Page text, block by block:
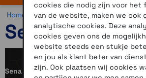
Home >Motor >Helmen >Sena
Sena
Sena is sinds 2010 een
cookies die nodig zijn voor het
van de website, maken we ook
analytische cookies. Deze
cookies geven ons de
website steeds een stukje
en jou als klant beter van
zijn. Ook plaatsen wij cookies